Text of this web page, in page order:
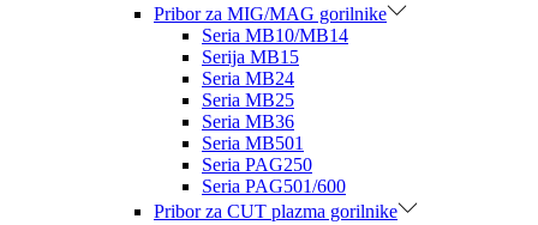
Pribor za MIG/MAG gorilnike
Seria MB10/MB14
Serija MB15
Seria MB24
Seria MB25
Seria MB36
Seria MB501
Seria PAG250
Seria PAG501/600
Pribor za CUT plazma gorilnike